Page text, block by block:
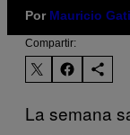
Por Mauricio
Compartir:
La semana